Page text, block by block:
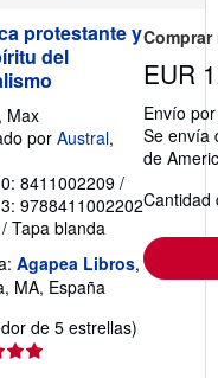
protestante y
del
Max
por Austral,
8411002209 /
9788411002202
/ Tapa blanda
Agapea Libros,
MA, España
de 5 estrellas)
EUR
Envío
Se envía
de
Cantidad